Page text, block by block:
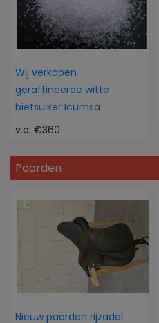
Wij verkopen
geraffineerde witte
bietsuiker Icumsa
v.a. €360
Paarden
Nieuw paarden rijzadel